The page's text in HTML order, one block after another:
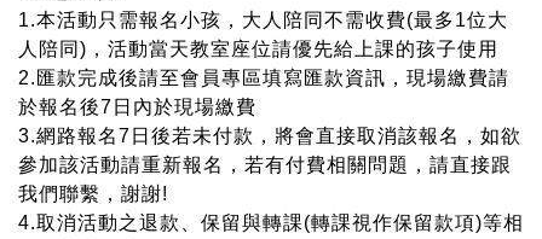
1.本活動只需報名小孩，大人陪同不需收費(最多1位大
人陪同)，活動當天教室座位請優先給上課的孩子使用
2.匯款完成後請至會員專區填寫匯款資訊，現場繳費請
於報名後7日內於現場繳費
3.網路報名7日後若未付款，將會直接取消該報名，如欲
參加該活動請重新報名，若有付費相關問題，請直接跟
我們聯繫，謝謝!
4.取消活動之退款、保留與轉課(轉課視作保留款項)等相